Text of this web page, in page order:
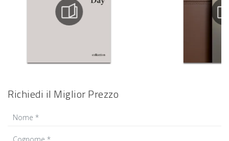
Richiedi il Miglior Prezzo